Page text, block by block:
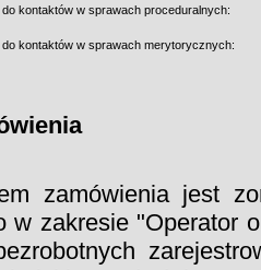
kontaktów w sprawach proceduralnych:
kontaktów w sprawach merytorycznych:
zamówienia jest
w zakresie "Operator